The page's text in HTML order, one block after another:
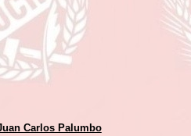
Carlos Palumbo